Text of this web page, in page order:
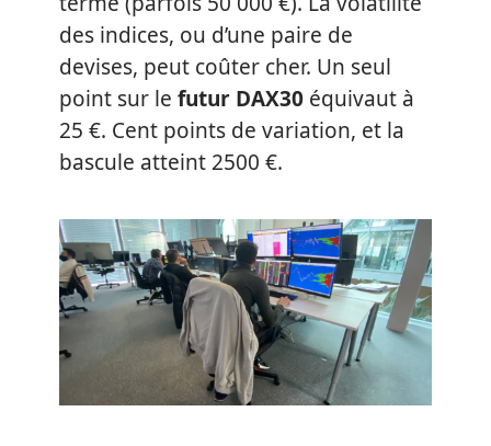
des indices, ou d’une paire de
devises, peut coûter cher. Un seul
point sur le futur DAX30 équivaut à
25 €. Cent points de variation, et la
bascule atteint 2500 €.